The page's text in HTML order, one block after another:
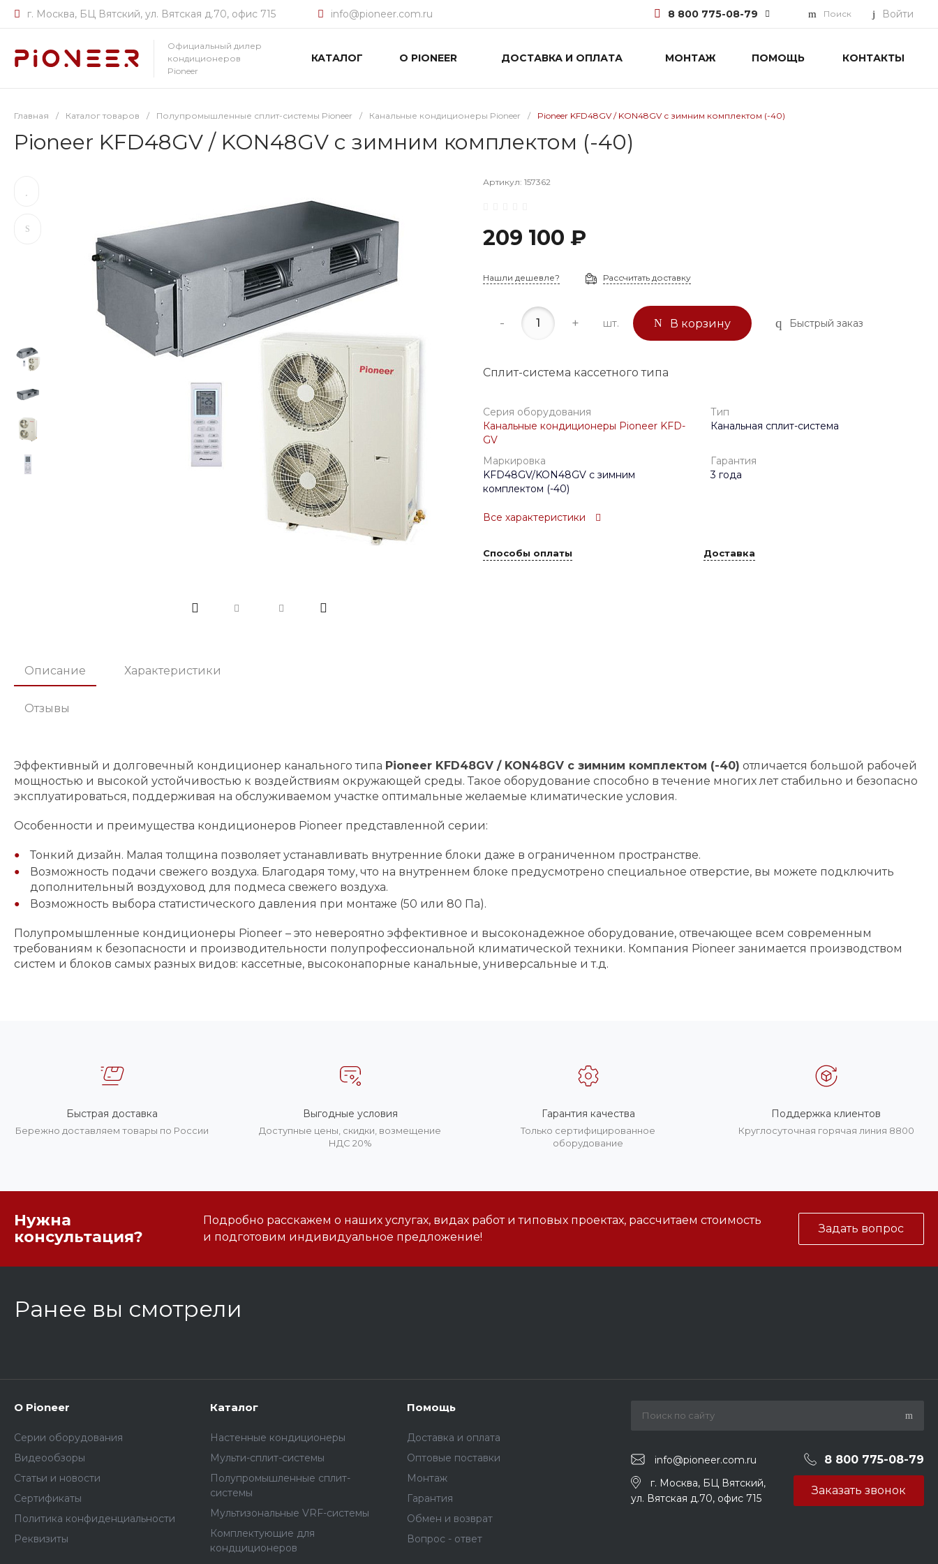
г. Москва, БЦ Вятский, ул. Вятская д.70, офис 715 info@pioneer.com.ru 8 800 775-08-79 Поиск Войти
Официальный дилер
кондиционеров
Pioneer
КАТАЛОГ О PIONEER ДОСТАВКА И ОПЛАТА МОНТАЖ ПОМОЩЬ КОНТАКТЫ
Главная / Каталог товаров / Полупромышленные сплит-системы Pioneer / Канальные кондиционеры Pioneer / Pioneer KFD48GV / KON48GV с зимним комплектом (-40)
Pioneer KFD48GV / KON48GV с зимним комплектом (-40)
Артикул: 157362
209 100 ₽
Нашли дешевле? Рассчитать доставку
- + шт. В корзину Быстрый заказ
Сплит-система кассетного типа
Серия оборудования
Канальные кондиционеры Pioneer KFD-
GV
Тип
Канальная сплит-система
Маркировка
KFD48GV/KON48GV с зимним
комплектом (-40)
Гарантия
3 года
Все характеристики
Способы оплаты Доставка
Описание Характеристики
Отзывы
Эффективный и долговечный кондиционер канального типа Pioneer KFD48GV / KON48GV с зимним комплектом (-40) отличается большой рабочей
мощностью и высокой устойчивостью к воздействиям окружающей среды. Такое оборудование способно в течение многих лет стабильно и безопасно
эксплуатироваться, поддерживая на обслуживаемом участке оптимальные желаемые климатические условия.
Особенности и преимущества кондиционеров Pioneer представленной серии:
Тонкий дизайн. Малая толщина позволяет устанавливать внутренние блоки даже в ограниченном пространстве.
Возможность подачи свежего воздуха. Благодаря тому, что на внутреннем блоке предусмотрено специальное отверстие, вы можете подключить
дополнительный воздуховод для подмеса свежего воздуха.
Возможность выбора статистического давления при монтаже (50 или 80 Па).
Полупромышленные кондиционеры Pioneer – это невероятно эффективное и высоконадежное оборудование, отвечающее всем современным
требованиям к безопасности и производительности полупрофессиональной климатической техники. Компания Pioneer занимается производством
систем и блоков самых разных видов: кассетные, высоконапорные канальные, универсальные и т.д.
Быстрая доставка
Бережно доставляем товары по России
Выгодные условия
Доступные цены, скидки, возмещение
НДС 20%
Гарантия качества
Только сертифицированное
оборудование
Поддержка клиентов
Круглосуточная горячая линия 8800
Нужна
консультация?
Подробно расскажем о наших услугах, видах работ и типовых проектах, рассчитаем стоимость
и подготовим индивидуальное предложение!
Задать вопрос
Ранее вы смотрели
О Pioneer
Серии оборудования
Видеообзоры
Статьи и новости
Сертификаты
Политика конфиденциальности
Реквизиты
Каталог
Настенные кондиционеры
Мульти-сплит-системы
Полупромышленные сплит-
системы
Мультизональные VRF-системы
Комплектующие для
кондциционеров
Помощь
Доставка и оплата
Оптовые поставки
Монтаж
Гарантия
Обмен и возврат
Вопрос - ответ
info@pioneer.com.ru 8 800 775-08-79
г. Москва, БЦ Вятский,
ул. Вятская д.70, офис 715
Заказать звонок